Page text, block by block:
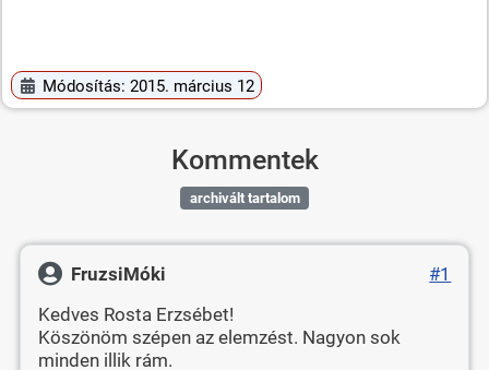
Módosítás: 2015. március 12
Kommentek
archivált tartalom
FruzsiMóki
#1
Kedves Rosta Erzsébet!
Köszönöm szépen az elemzést. Nagyon sok
minden illik rám.